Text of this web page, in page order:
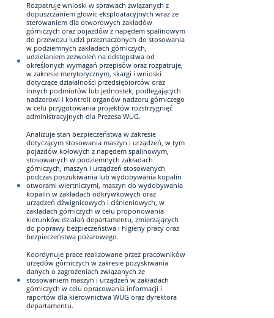
Rozpatruje wnioski w sprawach związanych z
dopuszczaniem głowic eksploatacyjnych wraz ze
sterowaniem dla otworowych zakładów
górniczych oraz pojazdów z napędem spalinowym
do przewozu ludzi przeznaczonych do stosowania
w podziemnych zakładach górniczych,
udzielaniem zezwoleń na odstępstwa od
określonych wymagań przepisów oraz rozpatruje,
w zakresie merytorycznym, skargi i wnioski
dotyczące działalności przedsiębiorców oraz
innych podmiotów lub jednostek, podlegających
nadzorowi i kontroli organów nadzoru górniczego
w celu przygotowania projektów rozstrzygnięć
administracyjnych dla Prezesa WUG.
Analizuje stan bezpieczeństwa w zakresie
dotyczącym stosowania maszyn i urządzeń, w tym
pojazdów kołowych z napędem spalinowym,
stosowanych w podziemnych zakładach
górniczych, maszyn i urządzeń stosowanych
podczas poszukiwania lub wydobywania kopalin
otworami wiertniczymi, maszyn do wydobywania
kopalin w zakładach odkrywkowych oraz
urządzeń dźwignicowych i ciśnieniowych, w
zakładach górniczych w celu proponowania
kierunków działań departamentu, zmierzających
do poprawy bezpieczeństwa i higieny pracy oraz
bezpieczeństwa pożarowego.
Koordynuje prace realizowane przez pracowników
urzędów górniczych w zakresie pozyskiwania
danych o zagrożeniach związanych ze
stosowaniem maszyn i urządzeń w zakładach
górniczych w celu opracowania informacji i
raportów dla kierownictwa WUG oraz dyrektora
departamentu.